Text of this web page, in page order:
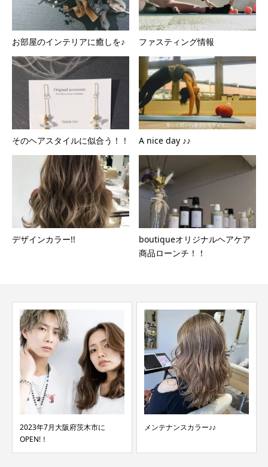
お部屋のインテリアに癒しを♪ ファスティング情報
そのヘアスタイルに似合う！！ A nice day ♪♪
デザインカラー!!
boutiqueオリジナルヘアケア
商品ローンチ！！
2023年7月大阪府茨木市に
OPEN!！
メンテナンスカラー♪♪